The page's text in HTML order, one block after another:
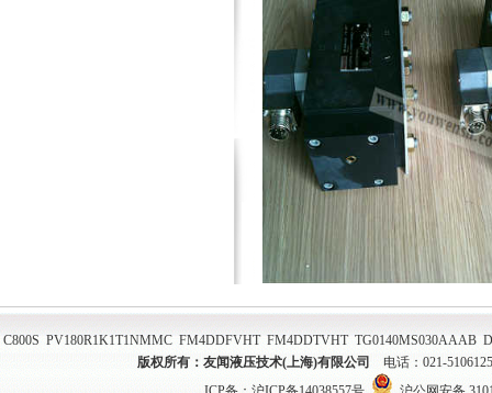
C800S PV180R1K1T1NMMC FM4DDFVHT FM4DDTVHT TG0140MS030AAAB
版权所有：友闻液压技术(上海)有限公司
电话：021-